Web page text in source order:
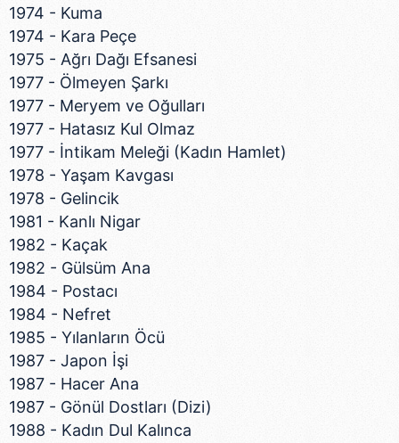
1974 - Kuma
1974 - Kara Peçe
1975 - Ağrı Dağı Efsanesi
1977 - Ölmeyen Şarkı
1977 - Meryem ve Oğulları
1977 - Hatasız Kul Olmaz
1977 - İntikam Meleği (Kadın Hamlet)
1978 - Yaşam Kavgası
1978 - Gelincik
1981 - Kanlı Nigar
1982 - Kaçak
1982 - Gülsüm Ana
1984 - Postacı
1984 - Nefret
1985 - Yılanların Öcü
1987 - Japon İşi
1987 - Hacer Ana
1987 - Gönül Dostları (Dizi)
1988 - Kadın Dul Kalınca